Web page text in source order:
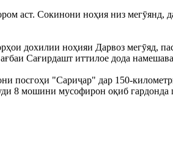
аст. Сокинони ноҳия низ мегӯянд,
дохилии ноҳияи Дарвоз мегӯяд,
Сағирдашт иттилое дода
посгоҳи "Сариҷар" дар 150-
8 мошини мусофирон оқиб